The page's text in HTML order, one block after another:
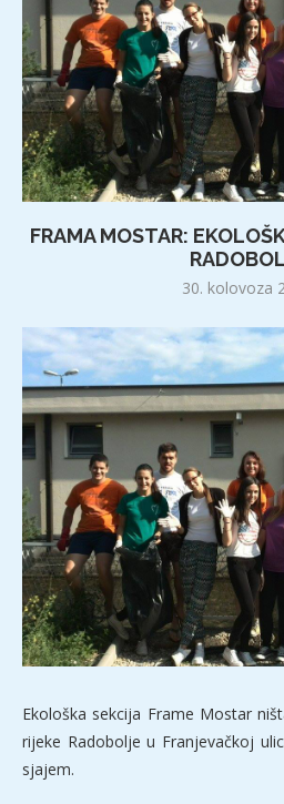
FRAMA MOSTAR:
30. kolovoza
Ekološka sekcija Frame Mostar
rijeke Radobolje u Franjevačkoj
sjajem.